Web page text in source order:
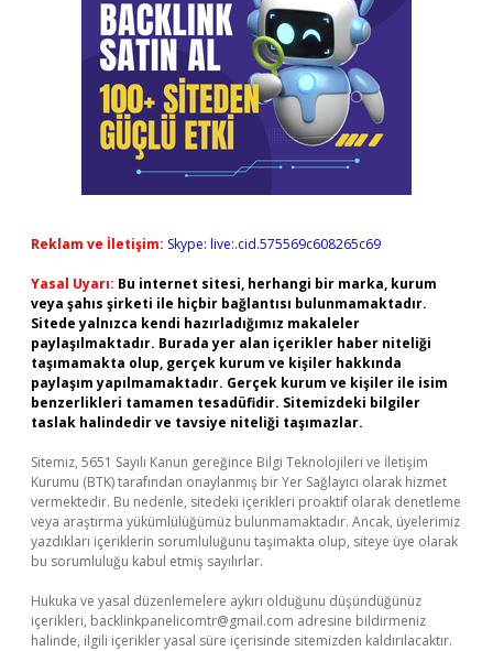
Reklam ve İletişim: Skype: live:.cid.575569c608265c69
Yasal Uyarı: Bu internet sitesi, herhangi bir marka, kurum
veya şahıs şirketi ile hiçbir bağlantısı bulunmamaktadır.
Sitede yalnızca kendi hazırladığımız makaleler
paylaşılmaktadır. Burada yer alan içerikler haber niteliği
taşımamakta olup, gerçek kurum ve kişiler hakkında
paylaşım yapılmamaktadır. Gerçek kurum ve kişiler ile isim
benzerlikleri tamamen tesadüfidir. Sitemizdeki bilgiler
taslak halindedir ve tavsiye niteliği taşımazlar.
Sitemiz, 5651 Sayılı Kanun gereğince Bilgi Teknolojileri ve İletişim
Kurumu (BTK) tarafından onaylanmış bir Yer Sağlayıcı olarak hizmet
vermektedir. Bu nedenle, sitedeki içerikleri proaktif olarak denetleme
veya araştırma yükümlülüğümüz bulunmamaktadır. Ancak, üyelerimiz
yazdıkları içeriklerin sorumluluğunu taşımakta olup, siteye üye olarak
bu sorumluluğu kabul etmiş sayılırlar.
Hukuka ve yasal düzenlemelere aykırı olduğunu düşündüğünüz
içerikleri, backlinkpanelicomtr@gmail.com adresine bildirmeniz
halinde, ilgili içerikler yasal süre içerisinde sitemizden kaldırılacaktır.